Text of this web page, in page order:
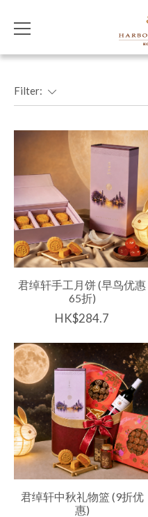
Filter:
君绰轩手工月饼 (早鸟优惠
65折)
HK$284.7
君绰轩中秋礼物篮 (9折优
惠)